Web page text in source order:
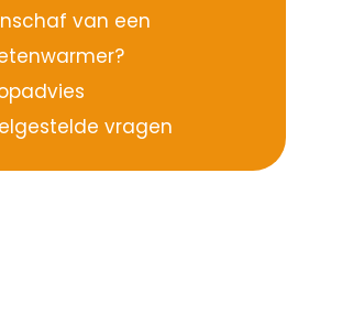
van een
vragen